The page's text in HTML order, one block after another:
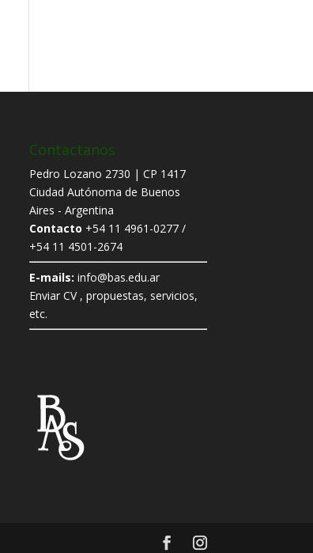
Contactanos
Pedro Lozano 2730 | CP 1417
Ciudad Autónoma de Buenos
Aires - Argentina
Contacto +54 11 4961-0277 /
+54 11 4501-2674
E-mails: info@bas.edu.ar
Enviar CV , propuestas, servicios,
etc.